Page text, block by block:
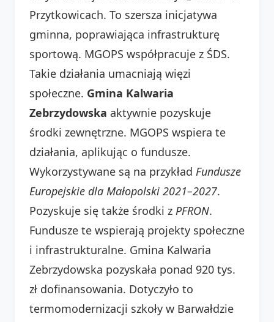
Przytkowicach. To szersza inicjatywa
gminna, poprawiająca infrastrukturę
sportową. MGOPS współpracuje z ŚDS.
Takie działania umacniają więzi
społeczne. Gmina Kalwaria
Zebrzydowska aktywnie pozyskuje
środki zewnętrzne. MGOPS wspiera te
działania, aplikując o fundusze.
Wykorzystywane są na przykład Fundusze
Europejskie dla Małopolski 2021–2027.
Pozyskuje się także środki z PFRON.
Fundusze te wspierają projekty społeczne
i infrastrukturalne. Gmina Kalwaria
Zebrzydowska pozyskała ponad 920 tys.
zł dofinansowania. Dotyczyło to
termomodernizacji szkoły w Barwałdzie